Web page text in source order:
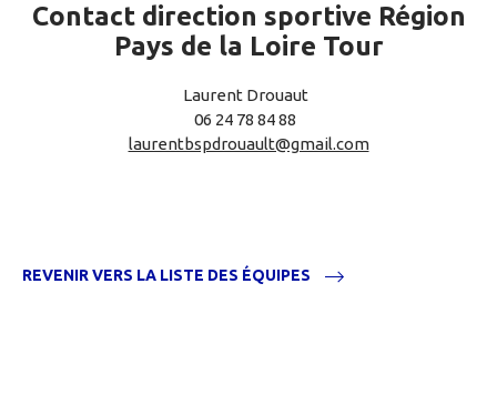
Contact direction sportive Région
Pays de la Loire Tour
Laurent Drouaut
06 24 78 84 88
laurentbspdrouault@gmail.com
REVENIR VERS LA LISTE DES ÉQUIPES